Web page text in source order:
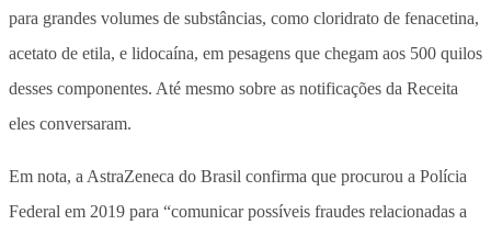
para grandes volumes de substâncias, como cloridrato de fenacetina,
acetato de etila, e lidocaína, em pesagens que chegam aos 500 quilos
desses componentes. Até mesmo sobre as notificações da Receita
eles conversaram.
Em nota, a AstraZeneca do Brasil confirma que procurou a Polícia
Federal em 2019 para “comunicar possíveis fraudes relacionadas a